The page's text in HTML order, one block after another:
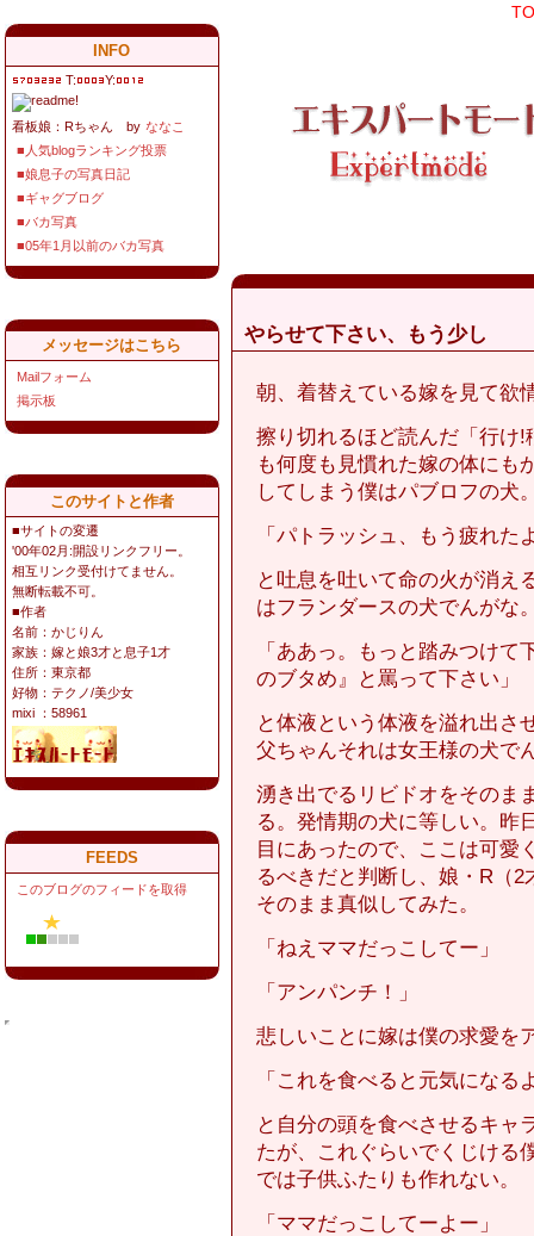
やらせて下さい、もう少し
朝、着替えている嫁を見て欲
擦り切れるほど読んだ「行け
も何度も見慣れた嫁の体にも
してしまう僕はパブロフの犬
「パトラッシュ、もう疲れた
と吐息を吐いて命の火が消
はフランダースの犬でんがな
「ああっ。もっと踏みつけ
のブタめ』と罵って下さい」
と体液という体液を溢れ出
父ちゃんそれは女王様の犬で
湧き出でるリビドオをそのま
る。発情期の犬に等しい。昨
目にあったので、ここは可愛
るべきだと判断し、娘・R（
そのまま真似してみた。
「ねえママだっこしてー」
「アンパンチ！」
悲しいことに嫁は僕の求愛を
「これを食べると元気になる
と自分の頭を食べさせるキャ
たが、これぐらいでくじける
では子供ふたりも作れない。
「ママだっこしてーよー」
INFO
T: Y:
看板娘：Rちゃん by ななこ
■人気blogランキング投票
■娘息子の写真日記
■ギャグブログ
■バカ写真
■05年1月以前のバカ写真
メッセージはこちら
Mailフォーム
掲示板
このサイトと作者
■サイトの変遷
'00年02月:開設リンクフリー。
相互リンク受付けてません。
無断転載不可。
■作者
名前：かじりん
家族：嫁と娘3才と息子1才
住所：東京都
好物：テクノ/美少女
mixi ：58961
FEEDS
このブログのフィードを取得